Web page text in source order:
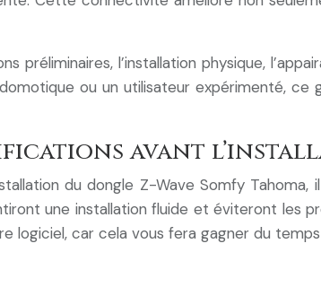
préliminaires, l’installation physique,
ou un utilisateur expérimenté,
avant
du dongle Z-Wave Somfy
une installation fluide et éviteront les
logiciel, car cela vous fera gagner du